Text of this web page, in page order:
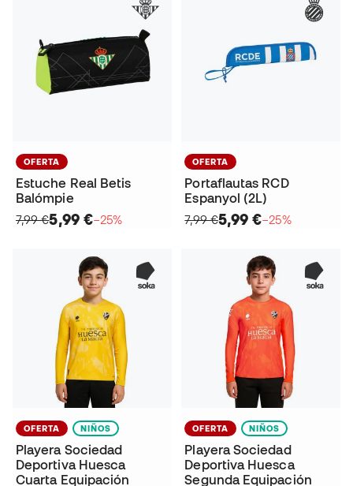
OFERTA
Estuche Real Betis
Balómpie
7,99 €5,99 €−25%
OFERTA
Portaflautas RCD
Espanyol (2L)
7,99 €5,99 €−25%
OFERTA NIÑOS
Playera Sociedad
Deportiva Huesca
Cuarta Equipación
OFERTA NIÑOS
Playera Sociedad
Deportiva Huesca
Segunda Equipación